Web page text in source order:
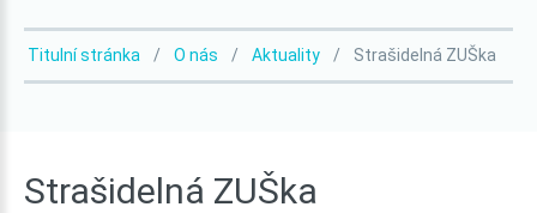
Titulní stránka O nás Aktuality Strašidelná ZUŠka
Strašidelná ZUŠka